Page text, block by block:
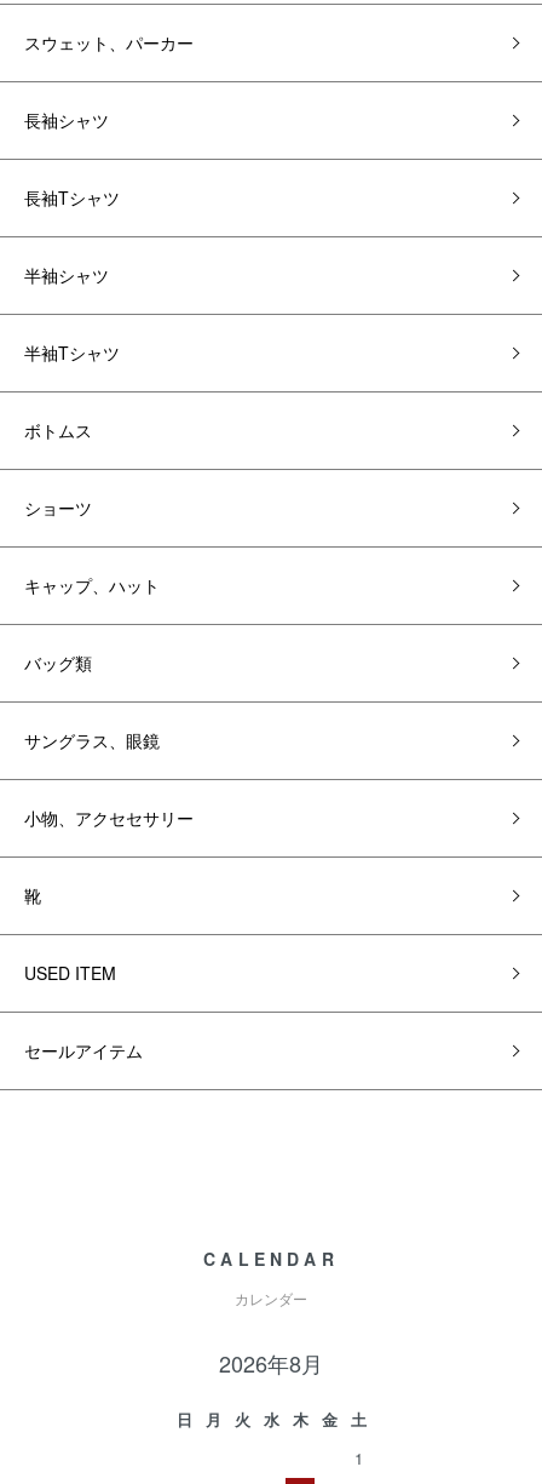
スウェット、パーカー
長袖シャツ
長袖Tシャツ
半袖シャツ
半袖Tシャツ
ボトムス
ショーツ
キャップ、ハット
バッグ類
サングラス、眼鏡
小物、アクセセサリー
靴
USED ITEM
セールアイテム
CALENDAR
カレンダー
2026年8月
日 月 火 水 木 金
土
1